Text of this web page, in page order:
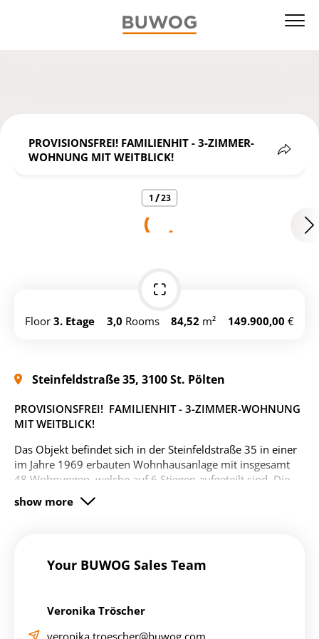
PROVISIONSFREI! FAMILIENHIT - 3-ZIMMER-
WOHNUNG MIT WEITBLICK!
https://ibexa.vonovia.de/buwog_at_eng_gb/property-
search/find-an-apartment/st.-
1 /23
Floor 3. Etage 3,0 Rooms 84,52 m² 149.900,00 €
Steinfeldstraße 35, 3100 St. Pölten
PROVISIONSFREI! FAMILIENHIT - 3-ZIMMER-WOHNUNG
MIT WEITBLICK!
Das Objekt befindet sich in der Steinfeldstraße 35 in einer
im Jahre 1969 erbauten Wohnhausanlage mit insgesamt
48 Wohnungen, welche auf 6 Stiegen aufgeteilt sind. Die
Wohnung befindet sich auf der Stiege 1 im 3.OG des
Wohnhauses und ist
Ihrer Anfrage erhalten Sie umgehend eine Antwortmail
Your BUWOG Sales Team
Veronika Tröscher
veronika.troescher@buwog.com